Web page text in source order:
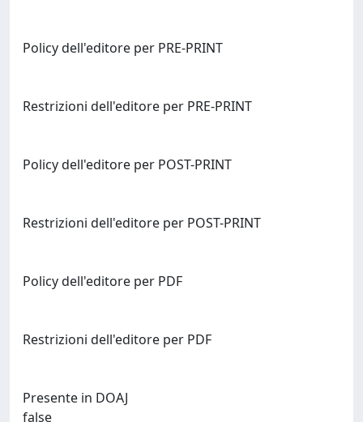
Policy dell'editore per PRE-PRINT
Restrizioni dell'editore per PRE-PRINT
Policy dell'editore per POST-PRINT
Restrizioni dell'editore per POST-PRINT
Policy dell'editore per PDF
Restrizioni dell'editore per PDF
Presente in DOAJ